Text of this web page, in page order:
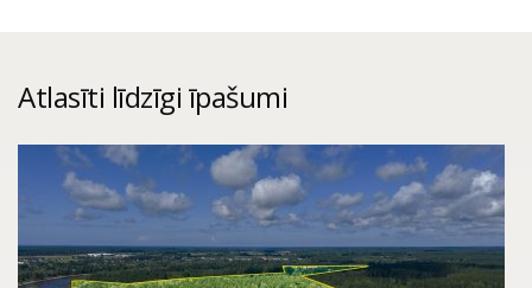
Atlasīti līdzīgi īpašumi